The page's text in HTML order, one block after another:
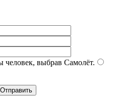
человек, выбрав Самолёт.